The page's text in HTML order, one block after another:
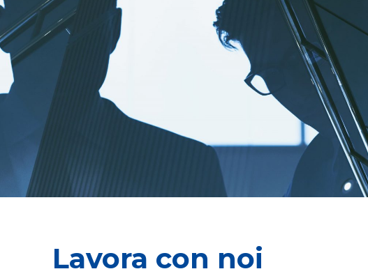
Lavora con noi